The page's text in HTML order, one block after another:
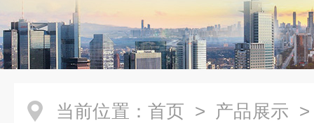
当前位置： 首页 > 产品展示